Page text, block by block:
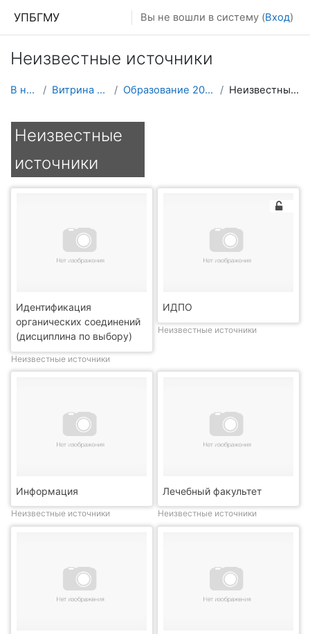
УПБГМУ Вы не вошли в систему (Вход)
Неизвестные источники
В начало Витрина курсов 3KL Образование 2025-2026 уч.год Неизвестные источники
Неизвестные
источники
Идентификация
органических соединений
(дисциплина по выбору)
Неизвестные источники
ИДПО
Неизвестные источники
Информация
Неизвестные источники
Лечебный факультет
Неизвестные источники